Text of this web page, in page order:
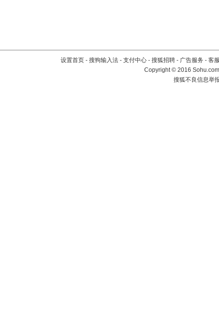
设置首页 - 搜狗输入法 - 支付中心 - 搜狐招聘 - 广告服务 - 客
Copyright©2016
搜狐不良信息举